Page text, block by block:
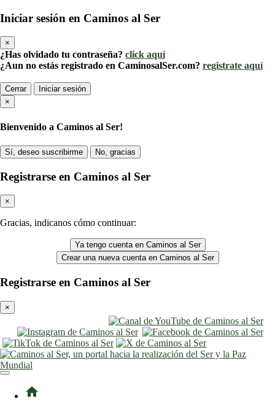
Iniciar sesión en Caminos al Ser
×
¿Has olvidado tu contraseña? click aquí
¿Aun no estás registrado en CaminosalSer.com? registrate aquí
Cerrar
Iniciar sesión
×
Bienvenido a Caminos al Ser!
Sí, deseo suscribirme No, gracias
Registrarse en Caminos al Ser
×
Gracias, indicanos cómo continuar:
Ya tengo cuenta en Caminos al Ser
Crear una nueva cuenta en Caminos al Ser
Registrarse en Caminos al Ser
×
home